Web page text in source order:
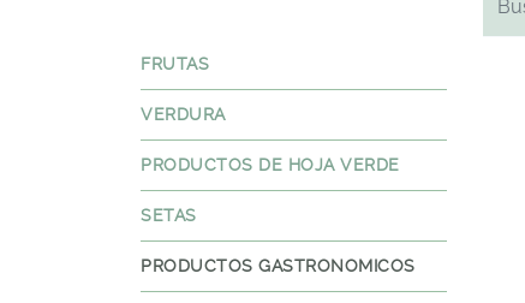
FRUTAS
VERDURA
PRODUCTOS DE HOJA VERDE
SETAS
PRODUCTOS GASTRONOMICOS